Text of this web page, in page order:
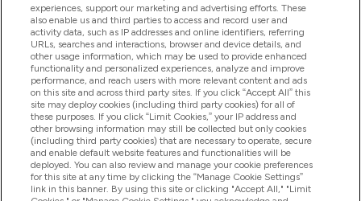
Προϊόντα
Εταιρικές Πληροφορίες
Εκπτώσεις & Ανταμοιβές
experiences, support our marketing and advertising efforts. These
also enable us and third parties to access and record user and
activity data, such as IP addresses and online identifiers, referring
URLs, searches and interactions, browser and device details, and
other usage information, which may be used to provide enhanced
functionality and personalized experiences, analyze and improve
performance, and reach users with more relevant content and ads
on this site and across third party sites. If you click “Accept All” this
site may deploy cookies (including third party cookies) for all of
these purposes. If you click “Limit Cookies,” your IP address and
other browsing information may still be collected but only cookies
(including third party cookies) that are necessary to operate, secure
and enable default website features and functionalities will be
deployed. You can also review and manage your cookie preferences
for this site at any time by clicking the “Manage Cookie Settings”
link in this banner. By using this site or clicking "Accept All," "Limit